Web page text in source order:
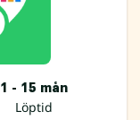
1 - 15 mån
Löptid